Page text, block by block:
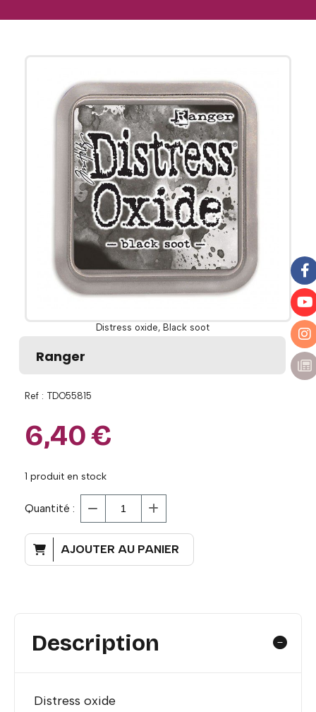
Distress oxide, Black soot
Ranger
Ref : TDO55815
6,40€
1 produit en stock
Quantité :
AJOUTER AU PANIER
Description
Distress oxide